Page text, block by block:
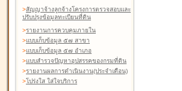
>สัญญาจ้างลูกจ้างโครงการตรวจสอบและ
ปรับปรุงข้อมูลทะเบียนที่ดิน
>รายงานการควบคุมภายใน
>แบบเก็บข้อมูล ๕๗ สาขา
>แบบเก็บข้อมูล ๕๗ อำเภอ
>แบบสำรวจปัญหาอุปสรรคของกรมที่ดิน
>รายงานผลการดำเนินงาน(ประจำเดือน)
>โปร่งใส ใส่ใจบริการ